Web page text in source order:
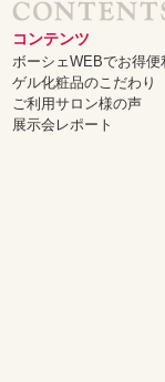
コンテンツ
ボーシェWEBでお得便
ゲル化粧品のこだわり
ご利用サロン様の声
展示会レポート